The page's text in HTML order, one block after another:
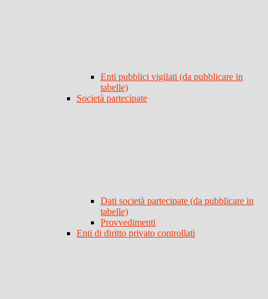
Enti pubblici vigilati (da pubblicare in
tabelle)
Società partecipate
Dati società partecipate (da pubblicare in
tabelle)
Provvedimenti
Enti di diritto privato controllati